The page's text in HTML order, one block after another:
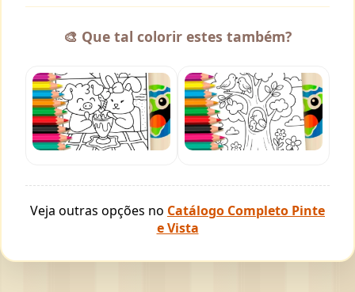
🎨 Que tal colorir estes também?
Veja outras opções no Catálogo Completo Pinte
e Vista